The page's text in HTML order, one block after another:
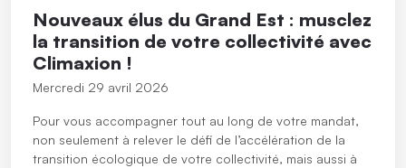
Nouveaux élus du Grand Est : musclez
la transition de votre collectivité avec
Climaxion !
Mercredi 29 avril 2026
Pour vous accompagner tout au long de votre mandat,
non seulement à relever le défi de l’accélération de la
transition écologique de votre collectivité, mais aussi à